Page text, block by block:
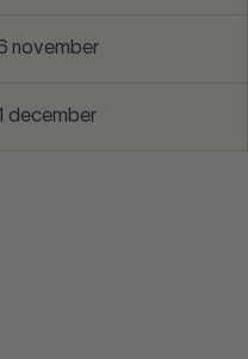
november
december